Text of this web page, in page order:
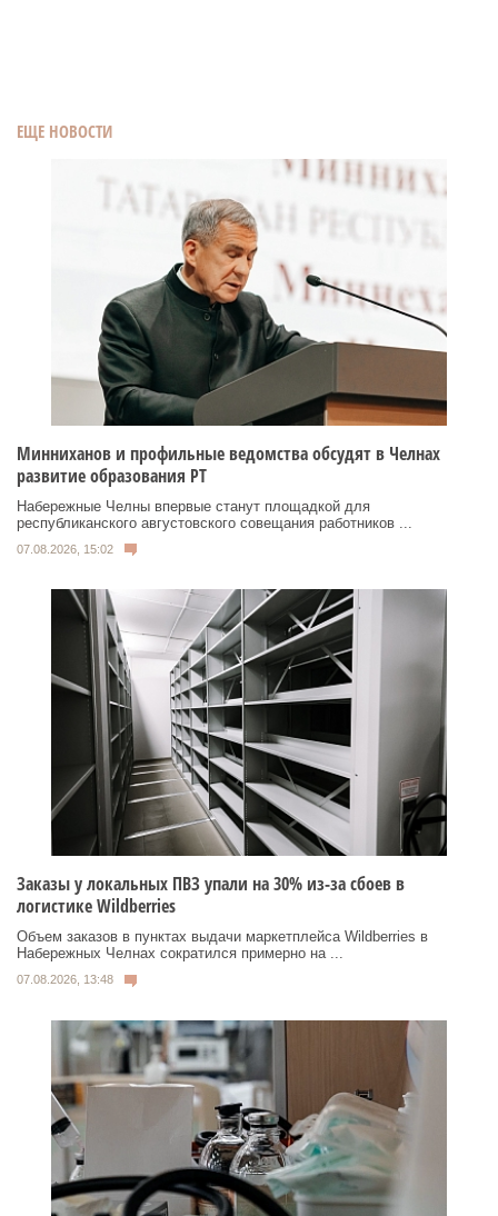
ЕЩЕ НОВОСТИ
Минниханов и профильные ведомства обсудят в Челнах
развитие образования РТ
Набережные Челны впервые станут площадкой для
республиканского августовского совещания работников ...
07.08.2026, 15:02
Заказы у локальных ПВЗ упали на 30% из-за сбоев в
логистике Wildberries
Объем заказов в пунктах выдачи маркетплейса Wildberries в
Набережных Челнах сократился примерно на ...
07.08.2026, 13:48